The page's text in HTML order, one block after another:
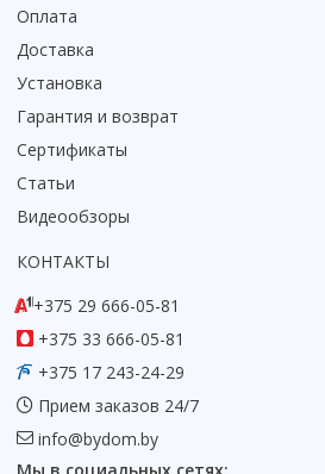
Оплата
Доставка
Установка
Гарантия и возврат
Сертификаты
Статьи
Видеообзоры
КОНТАКТЫ
+375 29 666-05-81
+375 33 666-05-81
+375 17 243-24-29
Прием заказов 24/7
info@bydom.by